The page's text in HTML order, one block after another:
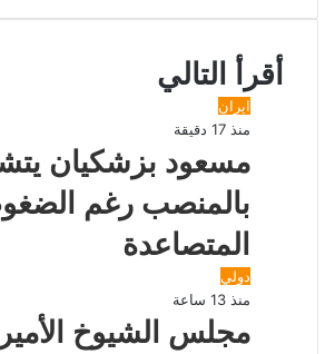
كررب
اة
ر
أقرأ التالي
ايران
منذ 17 دقيقة
مسعود بزشكيان
بالمنصب رغم
المتصاعدة
دولي
منذ 13 ساعة
مجلس الشيوخ